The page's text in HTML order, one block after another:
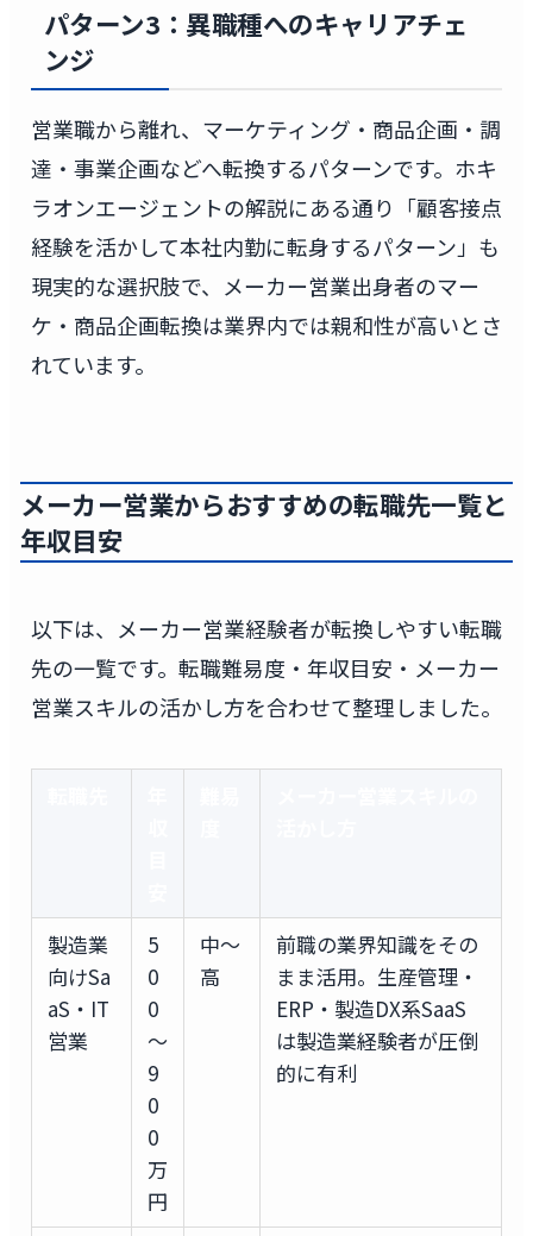
パターン3：異職種へのキャリアチェ
ンジ
営業職から離れ、マーケティング・商品企画・調
達・事業企画などへ転換するパターンです。ホキ
ラオンエージェントの解説にある通り「顧客接点
経験を活かして本社内勤に転身するパターン」も
現実的な選択肢で、メーカー営業出身者のマー
ケ・商品企画転換は業界内では親和性が高いとさ
れています。
メーカー営業からおすすめの転職先一覧と
年収目安
以下は、メーカー営業経験者が転換しやすい転職
先の一覧です。転職難易度・年収目安・メーカー
営業スキルの活かし方を合わせて整理しました。
製造業
向けSa
aS・IT
営業
5
0
0
〜
9
0
0
万
円
中〜
高
前職の業界知識をその
まま活用。生産管理・
ERP・製造DX系SaaS
は製造業経験者が圧倒
的に有利